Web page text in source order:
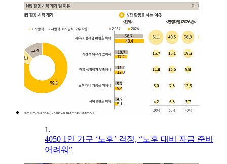
1.
4050 1인 가구 ‘노후’ 걱정, “노후 대비 자금 준비
어려워”